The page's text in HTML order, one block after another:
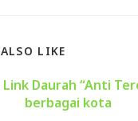
LIKE
Daurah “Anti
berbagai kota